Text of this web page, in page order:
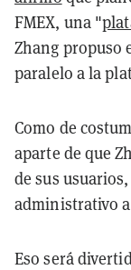
FMEX, una "
Zhang propuso
paralelo a la
Como de
aparte de que
de sus
administrativo
Eso será